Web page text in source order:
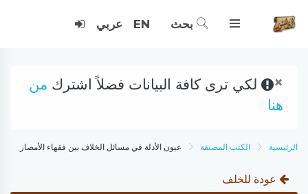
بحث EN عربي
× لكي ترى كافة البيانات فضلاً اشترك من
هنا
الرئيسية الكتب المصنفة عيون الأدلة في مسائل الخلاف بين فقهاء الأمصار
عودة للخلف